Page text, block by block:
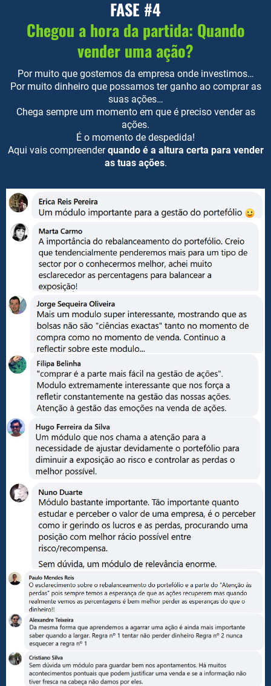
FASE #4
Chegou a hora da partida: Quando
vender uma ação?
Por muito que gostemos da empresa onde investimos…
Por muito dinheiro que possamos ter ganho ao comprar as
suas ações…
Chega sempre um momento em que é preciso vender as
ações.
É o momento de despedida!
Aqui vais compreenderquando é a altura certa para vender
as tuas ações.